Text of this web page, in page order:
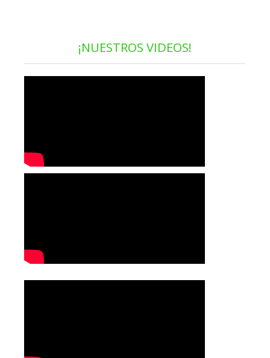
¡NUESTROS VIDEOS!